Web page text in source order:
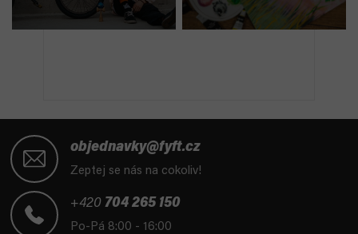
objednavky@fyft.cz
Zeptej se nás na cokoliv!
+420 704 265 150
Po-Pá 8:00 - 16:00